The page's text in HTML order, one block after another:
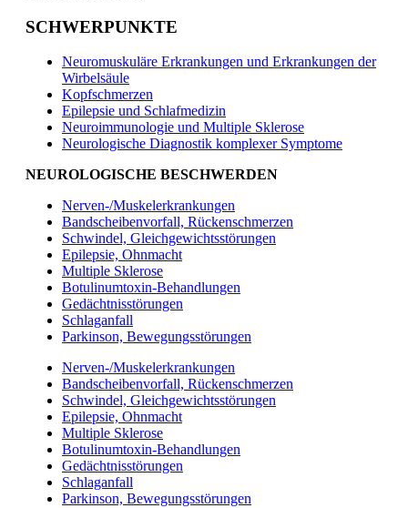
SCHWERPUNKTE
Neuromuskuläre Erkrankungen und Erkrankungen der
Wirbelsäule
Kopfschmerzen
Epilepsie und Schlafmedizin
Neuroimmunologie und Multiple Sklerose
Neurologische Diagnostik komplexer Symptome
NEUROLOGISCHE BESCHWERDEN
Nerven-/Muskelerkrankungen
Bandscheibenvorfall, Rückenschmerzen
Schwindel, Gleichgewichtsstörungen
Epilepsie, Ohnmacht
Multiple Sklerose
Botulinumtoxin-Behandlungen
Gedächtnisstörungen
Schlaganfall
Parkinson, Bewegungsstörungen
Nerven-/Muskelerkrankungen
Bandscheibenvorfall, Rückenschmerzen
Schwindel, Gleichgewichtsstörungen
Epilepsie, Ohnmacht
Multiple Sklerose
Botulinumtoxin-Behandlungen
Gedächtnisstörungen
Schlaganfall
Parkinson, Bewegungsstörungen